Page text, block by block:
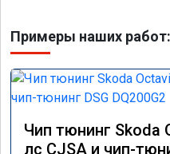
Примеры наших работ:
Чип тюнинг Skoda
лс CJSA и чип-